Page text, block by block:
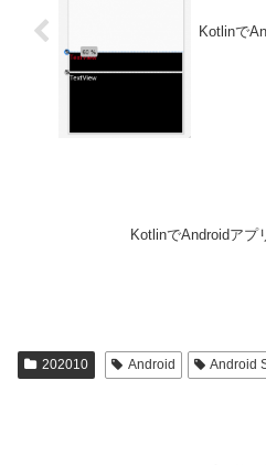
Kotlinで
KotlinでAndroidアプ
202010 Android Android